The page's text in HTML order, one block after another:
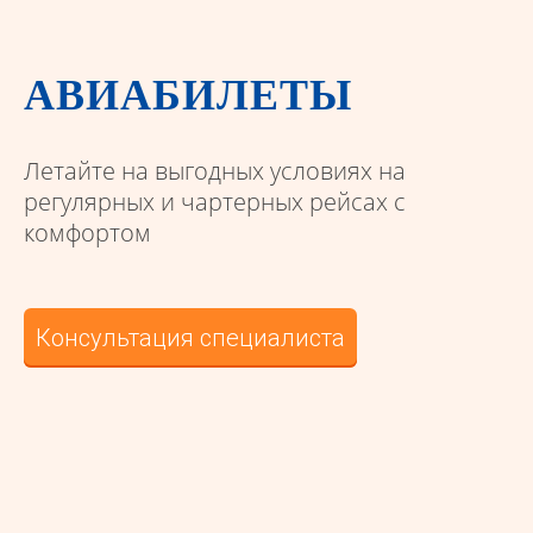
АВИАБИЛЕТЫ
Летайте на выгодных условиях на
регулярных и чартерных рейсах с
комфортом
Консультация специалиста